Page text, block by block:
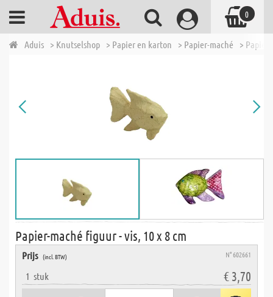
Aduis > Knutselshop > Papier en karton > Papier-maché >
Papier-maché figuur - vis, 10 x 8 cm
Prijs (incl. BTW) N° 602661
1 stuk € 3,70
0